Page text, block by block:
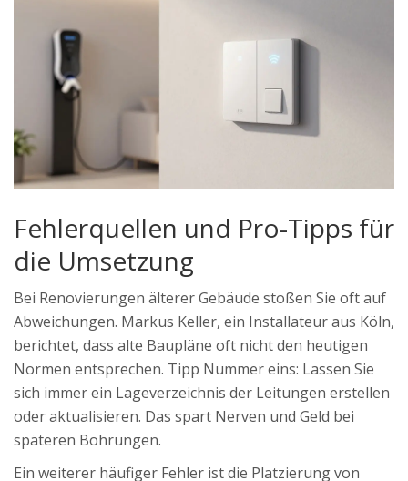
Fehlerquellen und Pro-Tipps für
die Umsetzung
Bei Renovierungen älterer Gebäude stoßen Sie oft auf
Abweichungen. Markus Keller, ein Installateur aus Köln,
berichtet, dass alte Baupläne oft nicht den heutigen
Normen entsprechen. Tipp Nummer eins: Lassen Sie
sich immer ein Lageverzeichnis der Leitungen erstellen
oder aktualisieren. Das spart Nerven und Geld bei
späteren Bohrungen.
Ein weiterer häufiger Fehler ist die Platzierung von